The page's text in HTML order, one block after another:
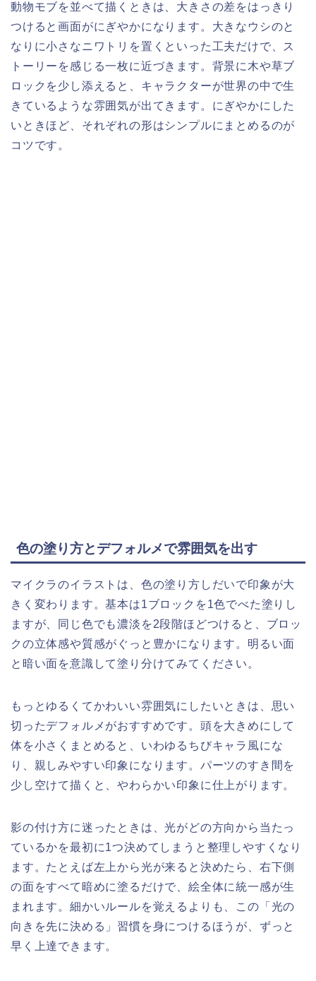
動物モブを並べて描くときは、大きさの差をはっきり
つけると画面がにぎやかになります。大きなウシのと
なりに小さなニワトリを置くといった工夫だけで、ス
トーリーを感じる一枚に近づきます。背景に木や草ブ
ロックを少し添えると、キャラクターが世界の中で生
きているような雰囲気が出てきます。にぎやかにした
いときほど、それぞれの形はシンプルにまとめるのが
コツです。
色の塗り方とデフォルメで雰囲気を出す
マイクラのイラストは、色の塗り方しだいで印象が大
きく変わります。基本は1ブロックを1色でべた塗りし
ますが、同じ色でも濃淡を2段階ほどつけると、ブロッ
クの立体感や質感がぐっと豊かになります。明るい面
と暗い面を意識して塗り分けてみてください。
もっとゆるくてかわいい雰囲気にしたいときは、思い
切ったデフォルメがおすすめです。頭を大きめにして
体を小さくまとめると、いわゆるちびキャラ風にな
り、親しみやすい印象になります。パーツのすき間を
少し空けて描くと、やわらかい印象に仕上がります。
影の付け方に迷ったときは、光がどの方向から当たっ
ているかを最初に1つ決めてしまうと整理しやすくなり
ます。たとえば左上から光が来ると決めたら、右下側
の面をすべて暗めに塗るだけで、絵全体に統一感が生
まれます。細かいルールを覚えるよりも、この「光の
向きを先に決める」習慣を身につけるほうが、ずっと
早く上達できます。